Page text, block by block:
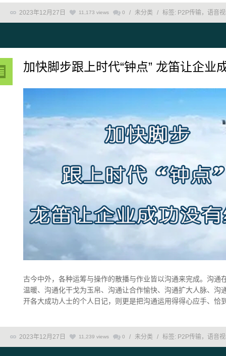
2023年12月27日 11,173 views 0 / 未分类 / 标签: P2P传输，语音
加快脚步跟上时代“钟点” 龙笛让企业
古今中外，各种运筹与操作的散播与作业皆以沟通来完成。沟
温暖、沟通化干戈为玉帛、沟通让合作愉快、沟通扩大人脉、
开各大成功人士的个人日记，则更是把沟通运用得得心应手、
2023年12月27日 11,239 views 0 / 未分类 / 标签: P2P传输，语音